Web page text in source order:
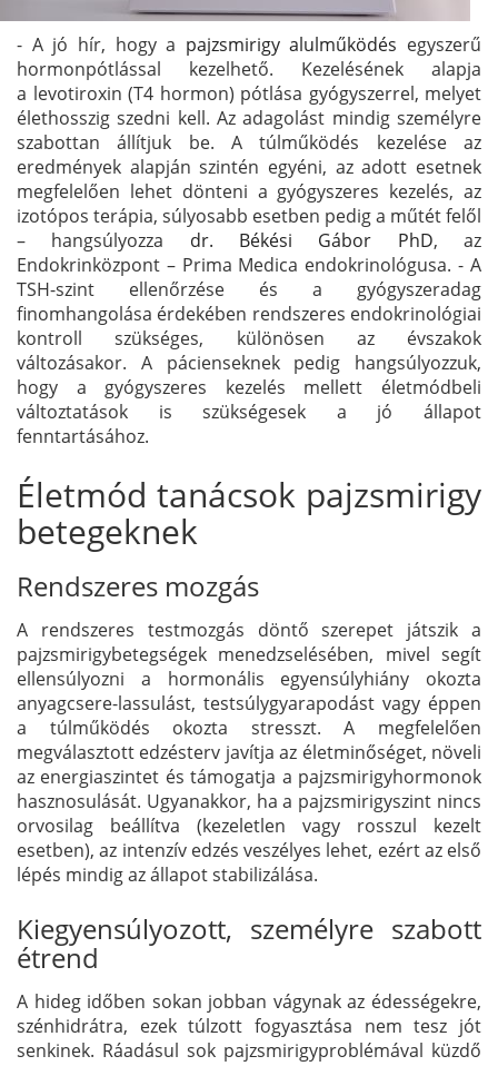
- A jó hír, hogy a pajzsmirigy alulműködés egyszerű
hormonpótlással kezelhető. Kezelésének alapja
a levotiroxin (T4 hormon) pótlása gyógyszerrel, melyet
élethosszig szedni kell. Az adagolást mindig személyre
szabottan állítjuk be. A túlműködés kezelése az
eredmények alapján szintén egyéni, az adott esetnek
megfelelően lehet dönteni a gyógyszeres kezelés, az
izotópos terápia, súlyosabb esetben pedig a műtét felől
– hangsúlyozza dr. Békési Gábor PhD, az
Endokrinközpont – Prima Medica endokrinológusa. - A
TSH-szint ellenőrzése és a gyógyszeradag
finomhangolása érdekében rendszeres endokrinológiai
kontroll szükséges, különösen az évszakok
változásakor. A pácienseknek pedig hangsúlyozzuk,
hogy a gyógyszeres kezelés mellett életmódbeli
változtatások is szükségesek a jó állapot
fenntartásához.
Életmód tanácsok pajzsmirigy
betegeknek
Rendszeres mozgás
A rendszeres testmozgás döntő szerepet játszik a
pajzsmirigybetegségek menedzselésében, mivel segít
ellensúlyozni a hormonális egyensúlyhiány okozta
anyagcsere-lassulást, testsúlygyarapodást vagy éppen
a túlműködés okozta stresszt. A megfelelően
megválasztott edzésterv javítja az életminőséget, növeli
az energiaszintet és támogatja a pajzsmirigyhormonok
hasznosulását. Ugyanakkor, ha a pajzsmirigyszint nincs
orvosilag beállítva (kezeletlen vagy rosszul kezelt
esetben), az intenzív edzés veszélyes lehet, ezért az első
lépés mindig az állapot stabilizálása.
Kiegyensúlyozott, személyre szabott
étrend
A hideg időben sokan jobban vágynak az édességekre,
szénhidrátra, ezek túlzott fogyasztása nem tesz jót
senkinek. Ráadásul sok pajzsmirigyproblémával küzdő